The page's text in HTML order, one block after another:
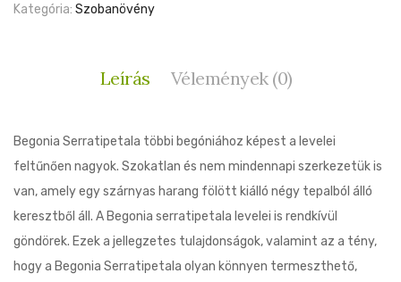
Kategória: Szobanövény
Leírás Vélemények (0)
Begonia Serratipetala többi begóniához képest a levelei
feltűnően nagyok. Szokatlan és nem mindennapi szerkezetük is
van, amely egy szárnyas harang fölött kiálló négy tepalból álló
keresztből áll. A Begonia serratipetala levelei is rendkívül
göndörek. Ezek a jellegzetes tulajdonságok, valamint az a tény,
hogy a Begonia Serratipetala olyan könnyen termeszthető,